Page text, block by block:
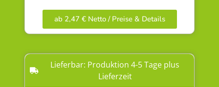
ab 2,47 € Netto / Preise & Details
Lieferbar: Produktion 4-5 Tage plus
Lieferzeit